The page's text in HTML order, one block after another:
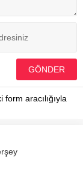
aracılığıyla